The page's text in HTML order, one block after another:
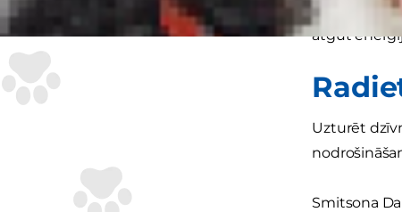
atgūt
Uzturēt
Smitsona